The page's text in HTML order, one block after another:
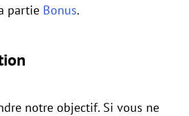
partie Bonus.
notre objectif. Si vous ne